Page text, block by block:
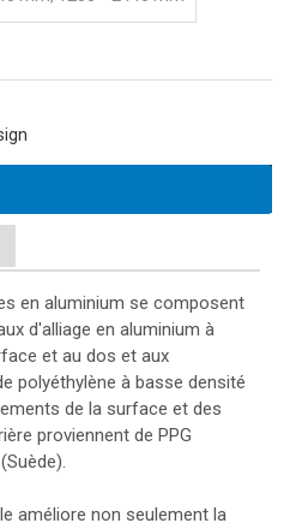
en aluminium se composent
d'alliage en aluminium à
et au dos et aux
polyéthylène à basse densité
de la surface et des
proviennent de PPG
améliore non seulement la